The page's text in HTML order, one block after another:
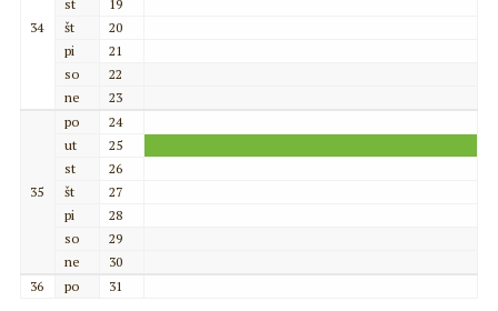
34
st
19
št
20
pi
21
so
22
ne
23
35
po
24
ut
25
st
26
št
27
pi
28
so
29
ne
30
36
po 31